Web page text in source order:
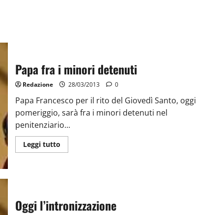
Papa fra i minori detenuti
Redazione 28/03/2013 0
Papa Francesco per il rito del Giovedì Santo, oggi
pomeriggio, sarà fra i minori detenuti nel
penitenziario...
Leggi tutto
Oggi l’intronizzazione